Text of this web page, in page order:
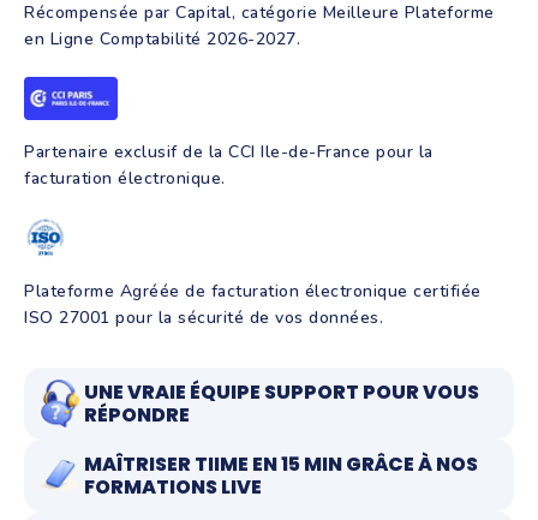
Récompensée par Capital, catégorie Meilleure Plateforme
en Ligne Comptabilité 2026-2027.
Partenaire exclusif de la CCI Ile-de-France pour la
facturation électronique.
Plateforme Agréée de facturation électronique certifiée
ISO 27001 pour la sécurité de vos données.
UNE VRAIE ÉQUIPE SUPPORT POUR VOUS
RÉPONDRE
MAÎTRISER TIIME EN 15 MIN GRÂCE À NOS
FORMATIONS LIVE